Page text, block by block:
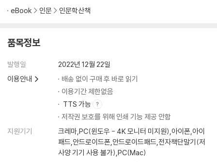
eBook 인문 인문학산책
품목정보
발행일
2022년 12월 22일
이용안내
배송 없이 구매 후 바로 읽기
이용기간 제한없음
TTS 가능
저작권 보호를 위해 인쇄 기능 제공 안함
지원기기
크레마,PC(윈도우 - 4K 모니터 미지원),아이폰,아이
패드,안드로이드폰,안드로이드패드,전자책단말기(저
사양 기기 사용 불가),PC(Mac)